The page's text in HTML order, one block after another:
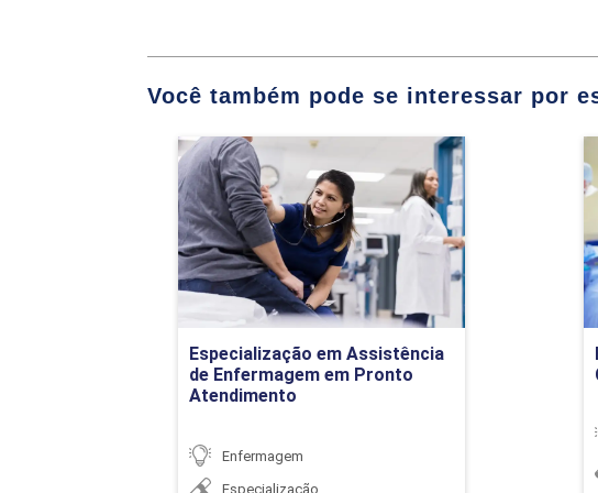
Perfil e Comportamento
Empreendedorismo
O empreendedorismo e a
POLÍTICAS
Você também pode se interessar por
Especialização em Assistência
de Enfermagem em Pronto
Atendimento
Enfermagem
Especialização
Especialização em
Assistência de
Enfermagem em Pronto
Atendimento
Detalhes do curso
Ir para Inscrição